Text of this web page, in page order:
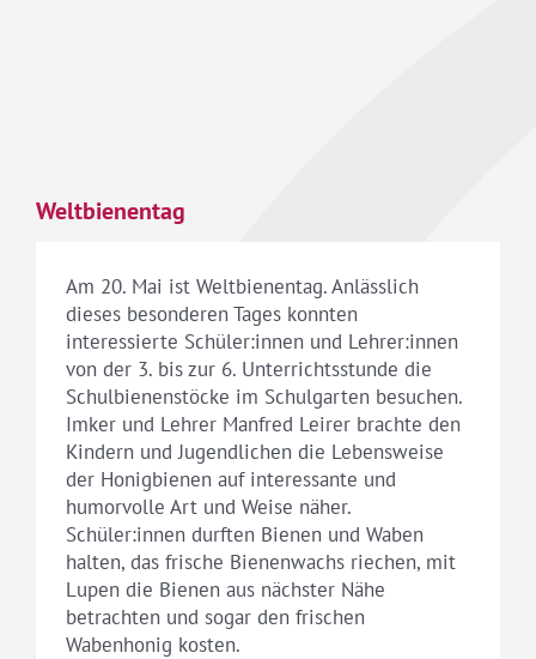
Weltbienentag
Am 20. Mai ist Weltbienentag. Anlässlich
dieses besonderen Tages konnten
interessierte Schüler:innen und Lehrer:innen
von der 3. bis zur 6. Unterrichtsstunde die
Schulbienenstöcke im Schulgarten besuchen.
Imker und Lehrer Manfred Leirer brachte den
Kindern und Jugendlichen die Lebensweise
der Honigbienen auf interessante und
humorvolle Art und Weise näher.
Schüler:innen durften Bienen und Waben
halten, das frische Bienenwachs riechen, mit
Lupen die Bienen aus nächster Nähe
betrachten und sogar den frischen
Wabenhonig kosten.